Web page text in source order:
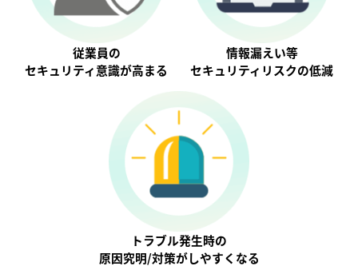
従業員の
セキュリティ意識が⾼まる
情報漏えい等
セキュリティリスクの低減
トラブル発生時の
原因究明/対策がしやすくなる